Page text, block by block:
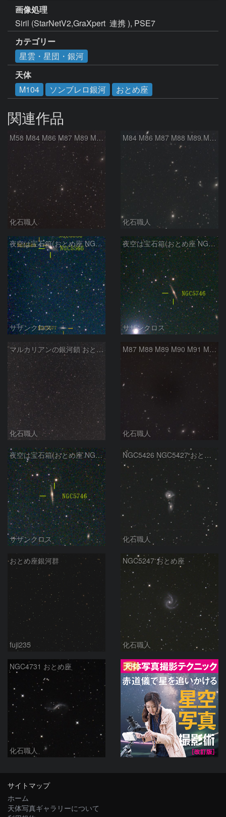
画像処理
Siril (StarNetV2,GraXpert  連携 ), PSE7
カテゴリー
星雲・星団・銀河
天体
M104
ソンブレロ銀河 おとめ座
関連作品
M58 M84 M86 M87 M89 M90 マルカリアンの銀河鎖 おとめ座 かみのけ座
化石職人
M84 M86 M87 M88 M89 M90 M91 マルカリアンの銀河鎖 おとめ座 かみのけ座
化石職人
夜空は宝石箱(おとめ座 NGC5566) Seestar50
サザンクロス
夜空は宝石箱(おとめ座 NGC5746) Seestar50
サザンクロス
マルカリアンの銀河鎖 おとめ座・ かみのけ座の銀河
化石職人
M87 M88 M89 M90 M91 M100 マルカリアンの銀河鎖 おとめ座 かみのけ座
化石職人
夜空は宝石箱(おとめ座 NGC5746) Seestar50
サザンクロス
NGC5426 NGC5427 おとめ座
化石職人
おとめ座銀河群
fuji235
NGC5247 おとめ座
化石職人
NGC4731 おとめ座
化石職人
PR
サイトマップ
ホーム
天体写真ギャラリーについて